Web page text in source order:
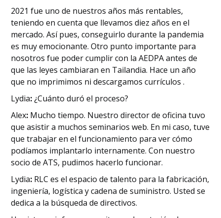
2021 fue uno de nuestros años más rentables,
teniendo en cuenta que llevamos diez años en el
mercado. Así pues, conseguirlo durante la pandemia
es muy emocionante. Otro punto importante para
nosotros fue poder cumplir con la AEDPA antes de
que las leyes cambiaran en Tailandia. Hace un año
que no imprimimos ni descargamos currículos .
‍Lydia:¿Cuánto duró el proceso?
‍Alex: Mucho tiempo. Nuestro director de oficina tuvo
que asistir a muchos seminarios web. En mi caso, tuve
que trabajar en el funcionamiento para ver cómo
podíamos implantarlo internamente. Con nuestro
socio de ATS, pudimos hacerlo funcionar.
‍Lydia: RLC es el espacio de talento para la fabricación,
ingeniería, logística y cadena de suministro. Usted se
dedica a la búsqueda de directivos.